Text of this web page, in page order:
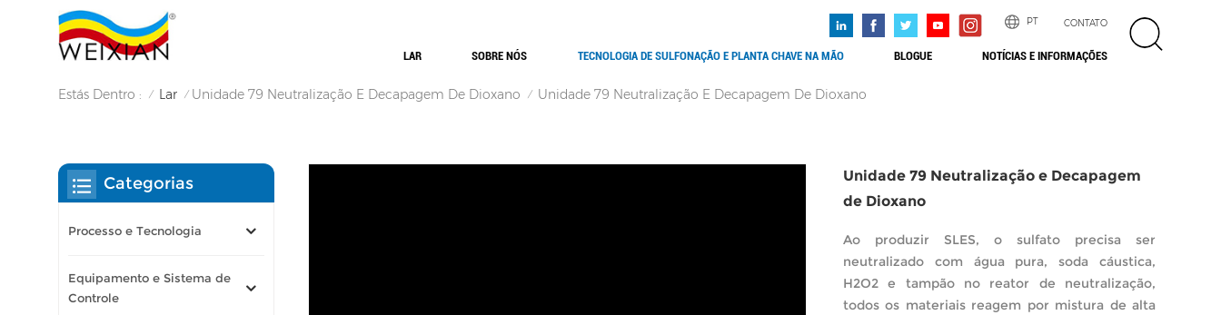
CONTATO
PT
LAR SOBRE NÓS TECNOLOGIA DE SULFONAÇÃO E PLANTA CHAVE NA MÃO BLOGUE NOTÍCIAS E INFORMAÇÕES
Estás Dentro : / Lar / Unidade 79 Neutralização E Decapagem De Dioxano / Unidade 79 Neutralização E Decapagem De Dioxano
Unidade 79 Neutralização e Decapagem
de Dioxano
Ao produzir SLES, o sulfato precisa ser
neutralizado com água pura, soda cáustica,
H2O2 e tampão no reator de neutralização,
todos os materiais reagem por mistura de alta
Categorias
Processo e Tecnologia
Equipamento e Sistema de
Controle